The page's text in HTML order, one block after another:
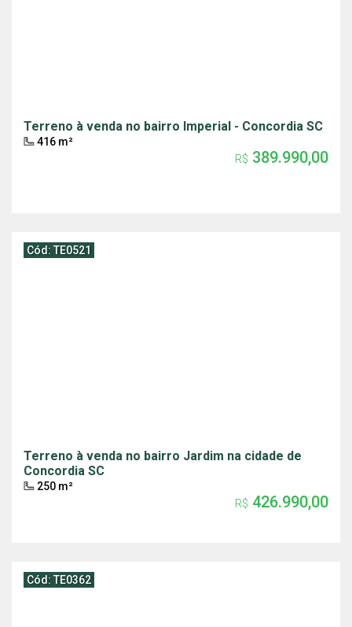
Terreno à venda no bairro Imperial - Concordia SC
416 m²
R$ 389.990,00
Cód: TE0521
Terreno à venda no bairro Jardim na cidade de
Concordia SC
250 m²
R$ 426.990,00
Cód: TE0362